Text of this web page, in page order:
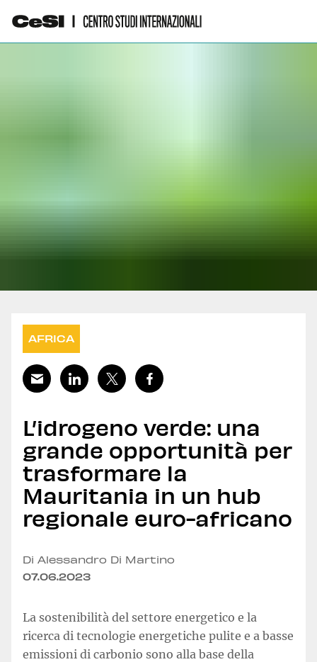
AFRICA
L’idrogeno verde: una
grande opportunità per
trasformare la
Mauritania in un hub
regionale euro-africano
Di Alessandro Di Martino
07.06.2023
La sostenibilità del settore energetico e la
ricerca di tecnologie energetiche pulite e a basse
emissioni di carbonio sono alla base della